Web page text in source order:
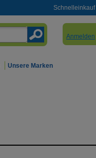
Schnelleinkauf
Anmelden
Unsere Marken